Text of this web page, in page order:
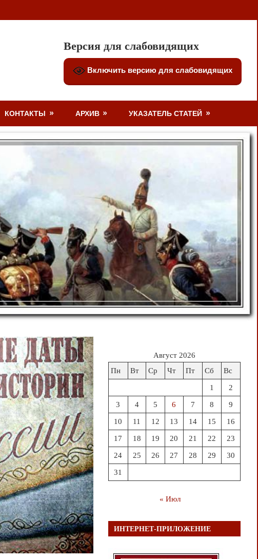
Версия для слабовидящих
Включить версию для слабовидящих
КОНТАКТЫ АРХИВ УКАЗАТЕЛЬ СТАТЕЙ
Август 2026
Пн
Вт Ср Чт Пт Сб Вс
1 2
3 4 5 6 7 8 9
10 11 12 13 14 15 16
17 18 19 20 21 22 23
24 25 26 27 28 29 30
31
« Июл
ИНТЕРНЕТ-ПРИЛОЖЕНИЕ